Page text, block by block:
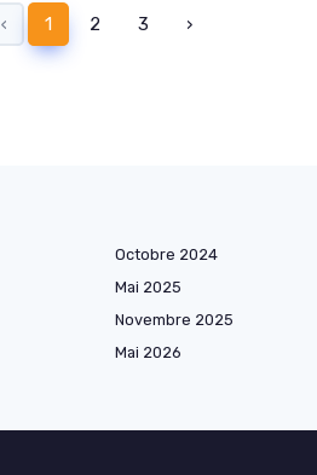
‹ 1 2 3 ›
Octobre 2024
Mai 2025
Novembre 2025
Mai 2026